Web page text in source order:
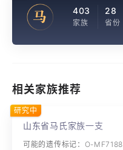
马 403
家族
28
省份
相关家族推荐
山东省马氏家族一支
可能的遗传标记：O-MF7188
研究中